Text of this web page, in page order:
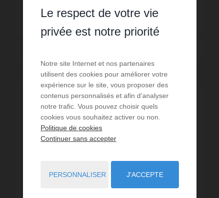
80 € PAR MOIS CC
Le respect de votre vie
privée est notre priorité
Notre site Internet et nos partenaires
utilisent des cookies pour améliorer votre
expérience sur le site, vous proposer des
contenus personnalisés et afin d’analyser
notre trafic. Vous pouvez choisir quels
cookies vous souhaitez activer ou non.
Politique de cookies
Continuer sans accepter
PERSONNALISER J'ACCEPTE